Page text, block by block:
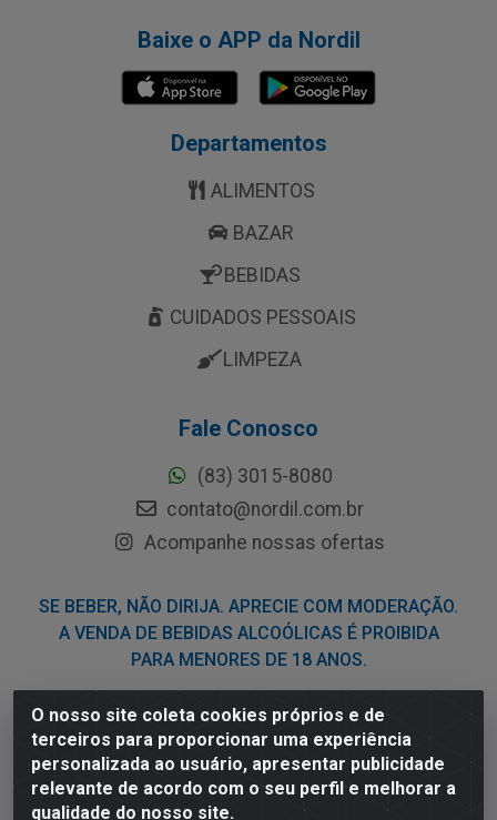
O nosso site coleta cookies próprios e de
terceiros para proporcionar uma experiência
personalizada ao usuário, apresentar publicidade
relevante de acordo com o seu perfil e melhorar a
qualidade do nosso site.
Baixe o APP da Nordil
Departamentos
ALIMENTOS
BAZAR
BEBIDAS
CUIDADOS PESSOAIS
LIMPEZA
Fale Conosco
(83) 3015-8080
contato@nordil.com.br
Acompanhe nossas ofertas
SE BEBER, NÃO DIRIJA. APRECIE COM MODERAÇÃO.
A VENDA DE BEBIDAS ALCOÓLICAS É PROIBIDA
PARA MENORES DE 18 ANOS.
Nordil Distribuidora - Avenida Liberdade, 2738, Bloco F -
Sesi - Bayeux/PB - CEP 58.111-400 - CNPJ
03.775.813/0001-41